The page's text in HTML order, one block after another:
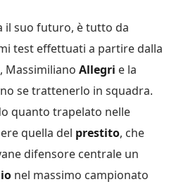
il suo futuro, è tutto da
test effettuati a partire dalla
Massimiliano Allegri e la
se trattenerlo in squadra.
quanto trapelato nelle
quella del prestito, che
difensore centrale un
nel massimo campionato